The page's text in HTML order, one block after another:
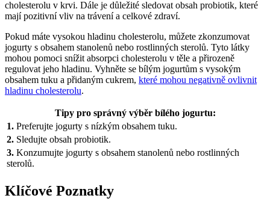
cholesterolu v krvi. Dále je důležité sledovat obsah probiotik, které
mají pozitivní vliv na trávení a celkové zdraví.
Pokud máte vysokou hladinu cholesterolu, můžete zkonzumovat
jogurty s obsahem stanolenů nebo rostlinných sterolů. Tyto látky
mohou pomoci snížit absorpci cholesterolu v těle a přirozeně
regulovat jeho hladinu. Vyhněte se bílým jogurtům s vysokým
obsahem tuku a přidaným cukrem, které mohou negativně ovlivnit
hladinu cholesterolu.
Tipy pro správný výběr bílého jogurtu:
1. Preferujte jogurty s nízkým obsahem tuku.
2. Sledujte obsah probiotik.
3. Konzumujte jogurty s obsahem stanolenů nebo rostlinných
sterolů.
Klíčové Poznatky